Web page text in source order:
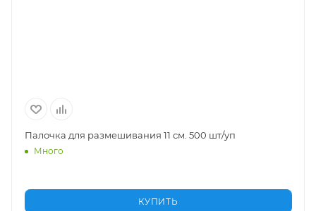
Палочка для размешивания 11 см. 500 шт/уп
Много
КУПИТЬ